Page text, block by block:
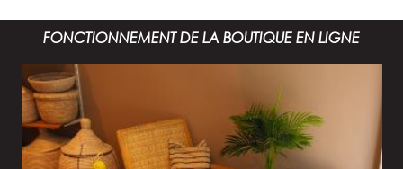
FONCTIONNEMENT DE LA BOUTIQUE EN LIGNE